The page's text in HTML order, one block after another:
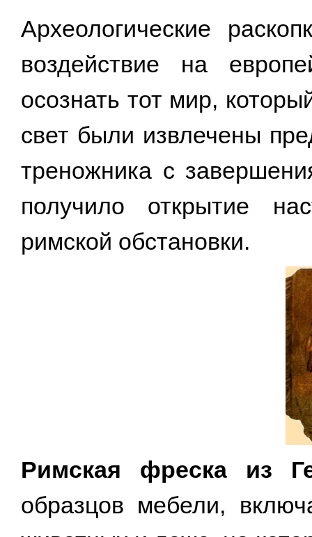
Археологические
воздействие на
осознать тот мир,
свет были извлечены
треножника с
получило открытие
римской обстановки.
Римская фреска из
образцов мебели,